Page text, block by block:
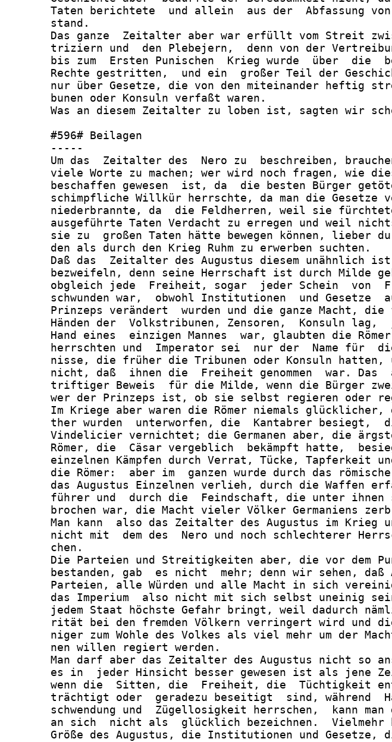
Taten berichtete  und allein  aus der  Abfassung
       stand.
Das ganze  Zeitalter aber war erfüllt vom Streit
triziern und  den Plebejern,  denn von der
bis zum  Ersten Punischen  Krieg wurde  über  die
Rechte gestritten,  und ein  großer Teil der
nur über Gesetze, die von den miteinander heftig
       bunen oder Konsuln verfaßt waren.
Was an diesem Zeitalter zu loben ist, sagten wir
       #596# Beilagen
       -----
Um das  Zeitalter des  Nero zu  beschreiben,
viele Worte zu machen; wer wird noch fragen, wie
beschaffen gewesen  ist, da  die besten Bürger
schimpfliche Willkür herrschte, da man die Gesetze
niederbrannte, da  die Feldherren, weil sie
ausgeführte Taten Verdacht zu erregen und weil
sie zu  großen Taten hätte bewegen können, lieber
       den als durch den Krieg Ruhm zu erwerben suchten.
Daß das  Zeitalter des Augustus diesem unähnlich
bezweifeln, denn seine Herrschaft ist durch Milde
obgleich jede  Freiheit, sogar  jeder Schein  von
schwunden war,  obwohl Institutionen  und Gesetze
Prinzeps verändert  wurden und die ganze Macht, die
Händen der  Volkstribunen, Zensoren,  Konsuln lag,
Hand eines  einzigen Mannes  war, glaubten die
herrschten und  Imperator sei  nur der  Name für
nisse, die früher die Tribunen oder Konsuln hatten,
nicht, daß  ihnen die  Freiheit genommen  war. Das
triftiger Beweis  für die Milde, wenn die Bürger
wer der Prinzeps ist, ob sie selbst regieren oder
Im Kriege aber waren die Römer niemals glücklicher,
ther wurden  unterworfen, die  Kantabrer besiegt,
Vindelicier vernichtet; die Germanen aber, die
Römer, die  Cäsar vergeblich  bekämpft hatte,
einzelnen Kämpfen durch Verrat, Tücke, Tapferkeit
die Römer:  aber im  ganzen wurde durch das
das Augustus Einzelnen verlieh, durch die Waffen
führer und  durch die  Feindschaft, die unter ihnen
brochen war, die Macht vieler Völker Germaniens
Man kann  also das Zeitalter des Augustus im Krieg
nicht mit  dem des  Nero und noch schlechterer
       chen.
Die Parteien und Streitigkeiten aber, die vor dem
bestanden, gab  es nicht  mehr; denn wir sehen, daß
Parteien, alle Würden und alle Macht in sich
das Imperium  also nicht mit sich selbst uneinig
jedem Staat höchste Gefahr bringt, weil dadurch
rität bei den fremden Völkern verringert wird und
niger zum Wohle des Volkes als viel mehr um der
       nen willen regiert werden.
Man darf aber das Zeitalter des Augustus nicht so
es in  jeder Hinsicht besser gewesen ist als jene
wenn die  Sitten, die  Freiheit, die  Tüchtigkeit
trächtigt oder  geradezu beseitigt  sind, während
schwendung und  Zügellosigkeit herrschen,  kann man
an sich  nicht als  glücklich bezeichnen.  Vielmehr
Größe des Augustus, die Institutionen und Gesetze,